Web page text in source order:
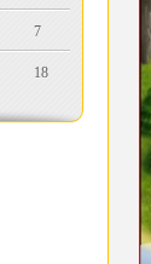
7
18